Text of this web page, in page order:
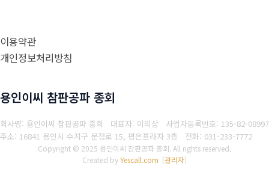
이용약관
개인정보처리방침
용인이씨 참판공파 종회
회사명: 용인이씨 참판공파 종회 대표자: 이의상 사업자등록번호: 135-82-08997
주소: 16841 용인시 수지구 문정로 15, 평은프라자 3층 전화: 031-233-7772
Copyright © 2025 용인이씨 참판공파 종회. All rights reserved.
Created byYescall.com [관리자]